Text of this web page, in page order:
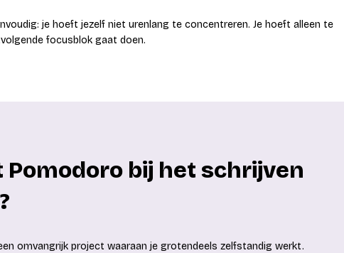
je hoeft jezelf niet urenlang te concentreren. Je hoeft alleen te
focusblok gaat doen.
bij het schrijven
omvangrijk project waaraan je grotendeels zelfstandig werkt.